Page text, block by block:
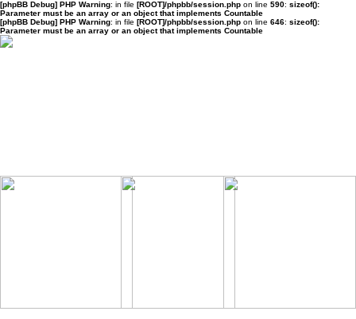
[phpBB Debug] PHP Warning: in file [ROOT]/phpbb/session.php on line 590: sizeof():
Parameter must be an array or an object that implements Countable
[phpBB Debug] PHP Warning: in file [ROOT]/phpbb/session.php on line 646: sizeof():
Parameter must be an array or an object that implements Countable